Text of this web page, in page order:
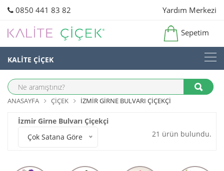
0850 441 83 82 Yardım Merkezi
Sepetim
KALİTE ÇİÇEK
ANASAYFA ÇIÇEK İZMIR GIRNE BULVARI ÇIÇEKÇI
İzmir Girne Bulvarı Çiçekçi
Çok Satana Göre
21 ürün bulundu.